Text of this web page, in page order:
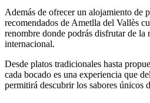
Además de ofrecer un alojamiento de
recomendados de Ametlla del Vallès
renombre donde podrás disfrutar de la
internacional.
Desde platos tradicionales hasta
cada bocado es una experiencia que
permitirá descubrir los sabores únicos